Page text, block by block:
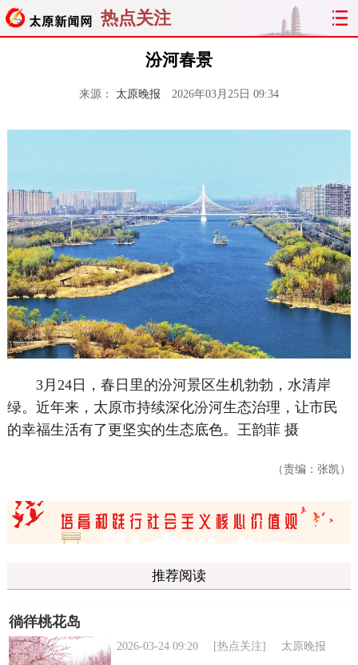
热点关注
汾河春景
来源： 太原晚报 2026年03月25日 09:34
3月24日，春日里的汾河景区生机勃勃，水清岸
绿。近年来，太原市持续深化汾河生态治理，让市民
的幸福生活有了更坚实的生态底色。 王韵菲 摄
（责编：张凯）
推荐阅读
徜徉桃花岛
2026-03-24 09:20 [热点关注] 太原晚报